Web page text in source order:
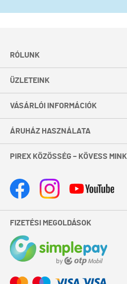
RÓLUNK
ÜZLETEINK
VÁSÁRLÓI INFORMÁCIÓK
ÁRUHÁZ HASZNÁLATA
PIREX KÖZÖSSÉG – KÖVESS
FIZETÉSI MEGOLDÁSOK